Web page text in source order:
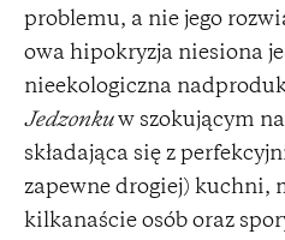
problemu, a nie jego
owa hipokryzja niesiona
nieekologiczna
Jedzonkuw szokującym
składająca się z
zapewne drogiej) kuchni,
kilkanaście osób oraz